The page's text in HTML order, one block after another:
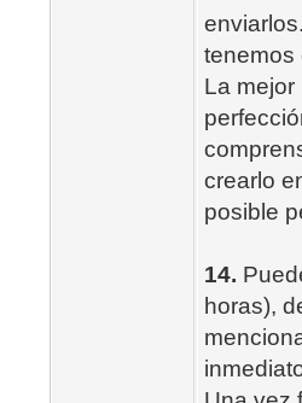
tenemos
La
crearlo
posible
14.
horas),